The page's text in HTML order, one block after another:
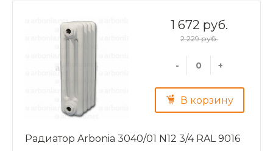
1 672 руб.
2 229 руб.
- +
В корзину
Радиатор Arbonia 3040/01 N12 3/4 RAL 9016